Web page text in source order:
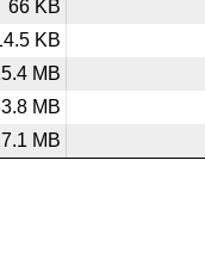
66 KB
KB
MB
MB
MB